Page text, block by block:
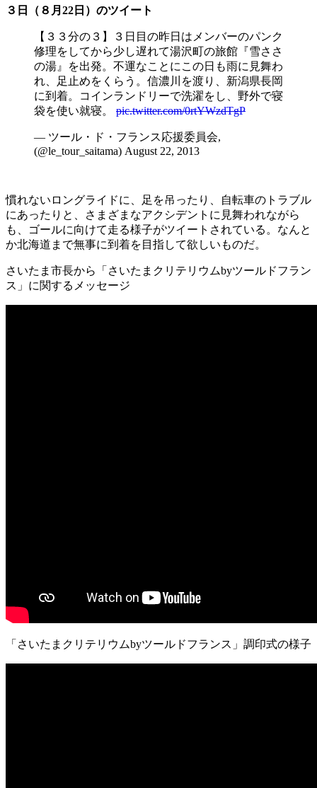
３日（８月22日）のツイート
【３３分の３】３日目の昨日はメンバーのパンク
修理をしてから少し遅れて湯沢町の旅館『雪ささ
の湯』を出発。不運なことにこの日も雨に見舞わ
れ、足止めをくらう。信濃川を渡り、新潟県長岡
に到着。コインランドリーで洗濯をし、野外で寝
袋を使い就寝。 pic.twitter.com/0rtYWzdTgP
— ツール・ド・フランス応援委員会,
(@le_tour_saitama) August 22, 2013
慣れないロングライドに、足を吊ったり、自転車のトラブル
にあったりと、さまざまなアクシデントに見舞われながら
も、ゴールに向けて走る様子がツイートされている。なんと
か北海道まで無事に到着を目指して欲しいものだ。
さいたま市長から「さいたまクリテリウムbyツールドフラン
ス」に関するメッセージ
「さいたまクリテリウムbyツールドフランス」調印式の様子